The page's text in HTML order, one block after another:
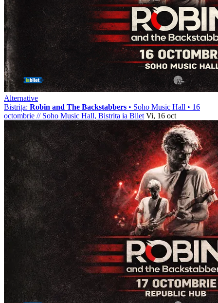
Alternative
Bistrița: Robin and The Backstabbers • Soho Music Hall • 16
octombrie //Soho Music Hall, Bistrița ia Bilet Vi, 16 oct